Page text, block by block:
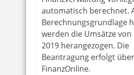
automatisch berechnet.
Berechnungsgrundlage
werden die Umsätze
2019 herangezogen. Die
Beantragung erfolgt über
FinanzOnline.